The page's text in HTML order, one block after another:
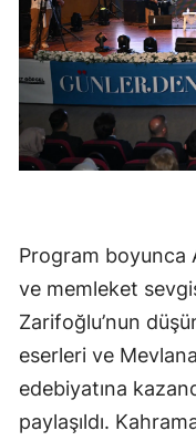
Program boyunca
ve memleket
Zarifoğlu’nun
eserleri ve
edebiyatına
paylaşıldı.